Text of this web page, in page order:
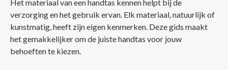
Het materiaal van een handtas kennen helpt bij de
verzorging en het gebruik ervan. Elk materiaal, natuurlijk of
kunstmatig, heeft zijn eigen kenmerken. Deze gids maakt
het gemakkelijker om de juiste handtas voor jouw
behoeften te kiezen.